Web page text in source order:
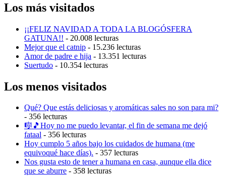
Los más visitados
¡¡FELIZ NAVIDAD A TODA LA BLOGÓSFERA
GATUNA!! - 20.008 lecturas
Mejor que el catnip - 15.236 lecturas
Amor de padre e hija - 13.351 lecturas
Suertudo - 10.354 lecturas
Los menos visitados
Qué? Que estás deliciosas y aromáticas sales no son para mi?
- 356 lecturas
🎼🎵Hoy no me puedo levantar, el fin de semana me dejó
fataal - 356 lecturas
Hoy cumplo 5 años bajo los cuidados de humana (me
equivoqué hace días). - 357 lecturas
Nos gusta esto de tener a humana en casa, aunque ella dice
que se aburre - 358 lecturas